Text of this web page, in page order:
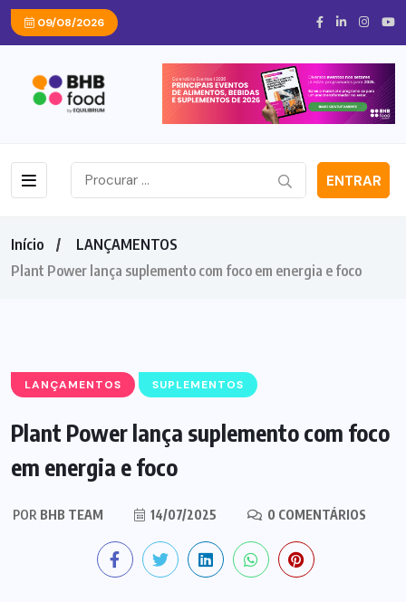
09/08/2026
ENTRAR
Início
LANÇAMENTOS
Plant Power lança suplemento com foco em energia e foco
LANÇAMENTOS SUPLEMENTOS
Plant Power lança suplemento com foco
em energia e foco
POR BHB TEAM 14/07/2025 0 COMENTÁRIOS